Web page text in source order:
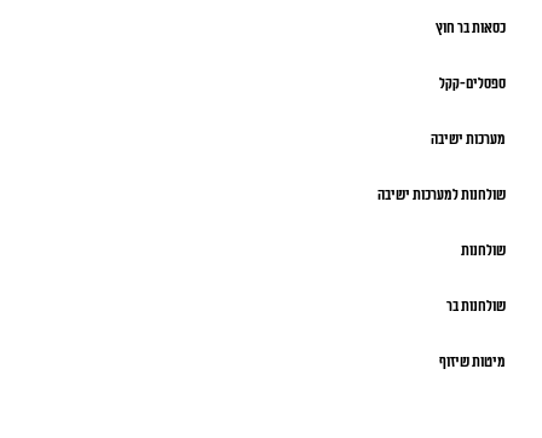
כסאות בר חוץ
ספסלים-קקל
מערכות ישיבה
שולחנות למערכות ישיבה
שולחנות
שולחנות בר
מיטות שיזוף